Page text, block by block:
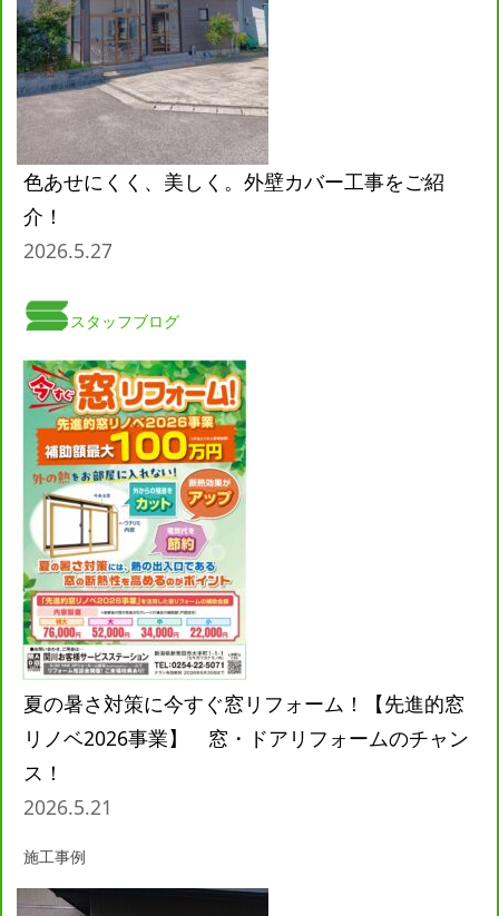
色あせにくく、美しく。外壁カバー工事をご紹
介！
2026.5.27
スタッフブログ
夏の暑さ対策に今すぐ窓リフォーム！【先進的窓
リノベ2026事業】 窓・ドアリフォームのチャン
ス！
2026.5.21
施工事例